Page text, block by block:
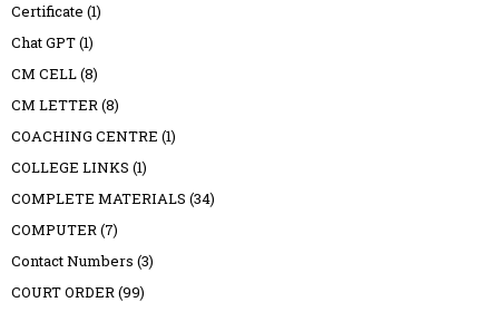
Certificate (1)
Chat GPT(1)
CM CELL(8)
CM LETTER(8)
COACHING CENTRE (1)
COLLEGE LINKS (1)
COMPLETE MATERIALS (34)
COMPUTER(7)
Contact Numbers (3)
COURT ORDER(99)